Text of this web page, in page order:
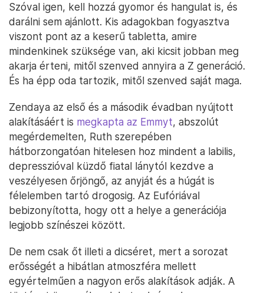
Szóval igen, kell hozzá gyomor és hangulat is, és
darálni sem ajánlott. Kis adagokban fogyasztva
viszont pont az a keserű tabletta, amire
mindenkinek szüksége van, aki kicsit jobban meg
akarja érteni, mitől szenved annyira a Z generáció.
És ha épp oda tartozik, mitől szenved saját maga.
Zendaya az első és a második évadban nyújtott
alakításáért is megkapta az Emmyt, abszolút
megérdemelten, Ruth szerepében
hátborzongatóan hitelesen hoz mindent a labilis,
depresszióval küzdő fiatal lánytól kezdve a
veszélyesen őrjöngő, az anyját és a húgát is
félelemben tartó drogosig. Az Eufóriával
bebizonyította, hogy ott a helye a generációja
legjobb színészei között.
De nem csak őt illeti a dicséret, mert a sorozat
erősségét a hibátlan atmoszféra mellett
egyértelműen a nagyon erős alakítások adják. A